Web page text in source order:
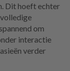
Dit hoeft echter
om
interactie
verder